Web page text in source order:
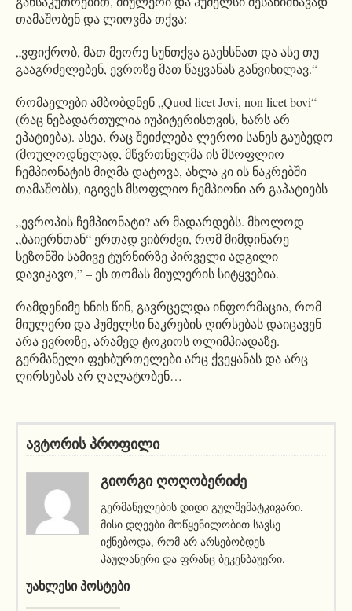
თამაშობენ და ლიოვმა თქვა:
„ვფიქრობ, მათ მეორე სუნთქვა გაეხსნათ და ასე თუ
გააგრძელებენ, ევროზე მათ წაყვანას განვიხილავ.“
რომაელები ამბობდნენ „Quod licet Jovi, non licet bovi“
(რაც ნებადართულია იუპიტერისთვის, ხარს არ
ეპატიება). ასეა, რაც შეიძლება ლეროი სანეს გაუბედო
(მოულოდნელად, მწვრთნელმა ის მსოფლიო
ჩემპიონატის მიღმა დატოვა, ახლა კი ის ნაკრებში
თამაშობს), იგივეს მსოფლიო ჩემპიონი არ გაპატიებს
„ევროპის ჩემპიონატი? არ მადარდებს. მხოლოდ
„ბაიერნთან“ ერთად ვიბრძვი, რომ მიმდინარე
სეზონში სამივე ტურნირზე პირველი ადგილი
დავიკავო,” – ეს თომას მიულერის სიტყვებია.
რამდენიმე ხნის წინ, გავრცელდა ინფორმაცია, რომ
მიულერი და ჰუმელსი ნაკრების ღირსებას დაიცავენ
არა ევროზე, არამედ ტოკიოს ოლიმპიადაზე.
გერმანელი ფეხბურთელები არც ქვეყანას და არც
ღირსებას არ ღალატობენ…
ავტორის პროფილი
ᲒᲘᲝᲠᲒᲘ ᲦᲝᲦᲝᲑᲔᲠᲘᲫᲔ
გერმანელების დიდი გულშემატკივარი.
მისი დღეები მოწყენილობით სავსე
იქნებოდა, რომ არ არსებობდეს
პაულანერი და ფრანც ბეკენბაუერი.
ᲣᲐᲮᲚᲔᲡᲘ ᲞᲝᲡᲢᲔᲑᲘ